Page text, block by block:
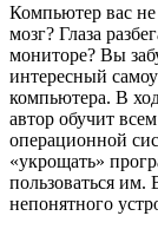
Компьютер вас не
мозг? Глаза
мониторе? Вы
интересный
компьютера. В
автор обучит
операционной
«укрощать»
пользоваться им.
непонятного